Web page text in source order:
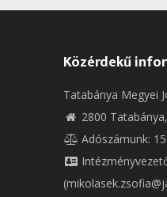
Közérdekű
Tatabánya Megyei
2800
Adószámunk: